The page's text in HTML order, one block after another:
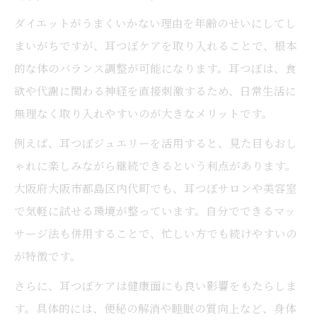
ダイエットがうまくいかない理由を年齢のせいにしてし
まいがちですが、耳つぼケアを取り入れることで、根本
的な体のバランス調整が可能になります。耳つぼは、食
欲や代謝に関わる神経を直接刺激するため、日常生活に
無理なく取り入れやすいのが大きなメリットです。
例えば、耳つぼジュエリーを活用すると、見た目もおし
ゃれに楽しみながら継続できるという利点があります。
大阪府大阪市都島区内代町でも、耳つぼサロンや美容室
で気軽に試せる環境が整っています。自分でできるマッ
サージ法も併用することで、忙しい方でも続けやすいの
が特徴です。
さらに、耳つぼケアは健康面にも良い影響をもたらしま
す。具体的には、便秘の解消や睡眠の質向上など、身体